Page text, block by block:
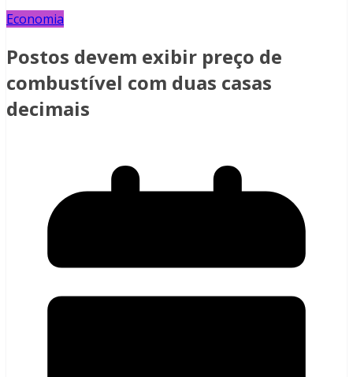
Economia
Postos devem exibir preço de
combustível com duas casas
decimais